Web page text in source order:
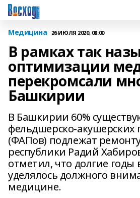
Медицина 26 ИЮЛЯ 2020, 08:00
В рамках так
оптимизации
перекромсали
Башкирии
В Башкирии 60%
фельдшерско-акушерских
(ФАПов) подлежат
республики Радий
отметил, что долгие годы
уделялось должного
медицине.